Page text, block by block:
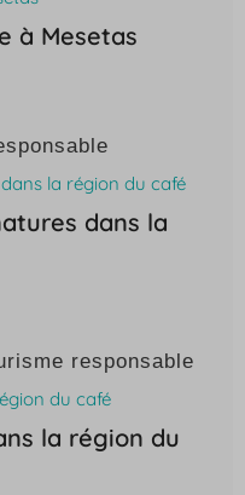
à Mesetas
dans la
responsable
la région du